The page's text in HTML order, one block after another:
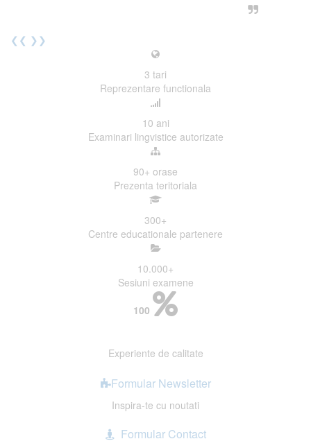
❮❮ ❯❯
3 tari
Reprezentare functionala
10 ani
Examinari lingvistice autorizate
90+ orase
Prezenta teritoriala
300+
Centre educationale partenere
10.000+
Sesiuni examene
100
Experiente de calitate
Formular Newsletter
Inspira-te cu noutati
Formular Contact